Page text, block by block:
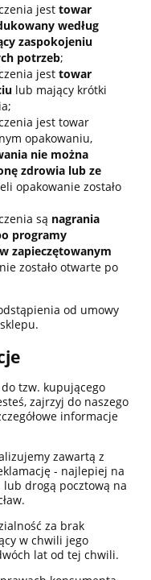
jest towar
według
zaspokojeniu
potrzeb;
jest towar
lub mający krótki
jest towar
opakowaniu,
nie można
zdrowia lub ze
opakowanie zostało
są nagrania
programy
zapieczętowanym
zostało otwarte po
od umowy
tzw. kupującego
zajrzyj do naszego
informacje
zawartą z
- najlepiej na
lub drogą pocztową na
za brak
w chwili jego
lat od tej chwili.